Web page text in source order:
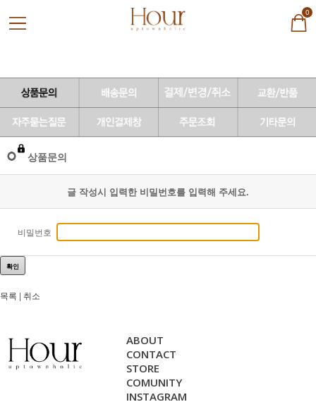
0
상품문의
글 작성시 입력한 비밀번호를 입력해 주세요.
비밀번호
확인
목록 | 취소
ABOUT
CONTACT
STORE
COMUNITY
INSTAGRAM